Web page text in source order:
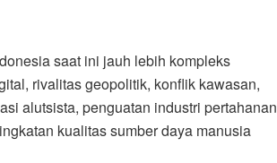
saat ini jauh lebih kompleks
rivalitas geopolitik, konflik kawasan,
alutsista, penguatan industri pertahanan
kualitas sumber daya manusia